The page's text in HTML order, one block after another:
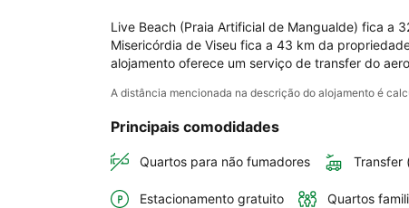
Live Beach (Praia Artificial de Mangualde) fica a
Misericórdia de Viseu fica a 43 km da
alojamento oferece um serviço de transfer do
A distância mencionada na descrição do alojamento é
Principais comodidades
Quartos para não fumadores Transfer
Estacionamento gratuito Quartos